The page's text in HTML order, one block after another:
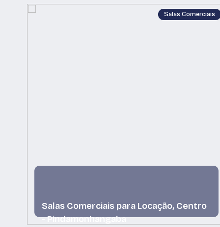
Salas Comerciais
Salas Comerciais para Locação, Centro
- Pindamonhangaba